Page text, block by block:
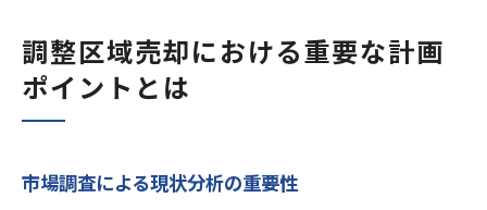
調整区域売却における重要な計画
ポイントとは
市場調査による現状分析の重要性